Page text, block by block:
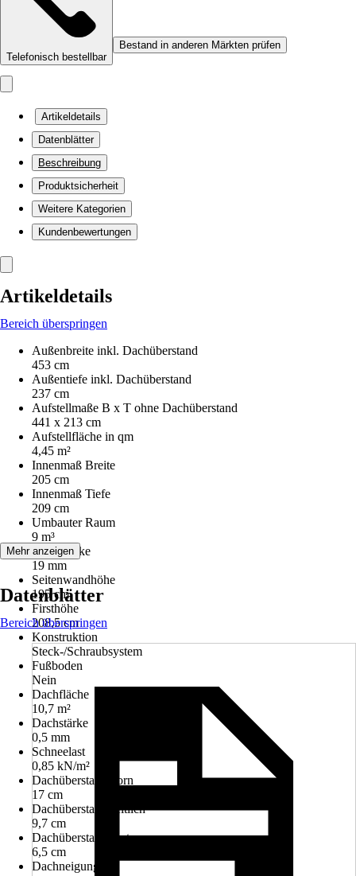
Telefonisch bestellbar
Bestand in anderen Märkten prüfen
Artikeldetails
Datenblätter
Beschreibung
Produktsicherheit
Weitere Kategorien
Kundenbewertungen
Artikeldetails
Bereich überspringen
Außenbreite inkl. Dachüberstand
453 cm
Außentiefe inkl. Dachüberstand
237 cm
Aufstellmaße B x T ohne Dachüberstand
441 x 213 cm
Aufstellfläche in qm
4,45 m²
Innenmaß Breite
205 cm
Innenmaß Tiefe
209 cm
Umbauter Raum
9 m³
Wandstärke
19 mm
Seitenwandhöhe
195 cm
Firsthöhe
208,5 cm
Konstruktion
Steck-/Schraubsystem
Fußboden
Nein
Dachfläche
10,7 m²
Dachstärke
0,5 mm
Schneelast
0,85 kN/m²
Dachüberstand vorn
17 cm
Dachüberstand seitlich
9,7 cm
Dachüberstand hinten
6,5 cm
Dachneigung
Mehr anzeigen
Datenblätter
Bereich überspringen